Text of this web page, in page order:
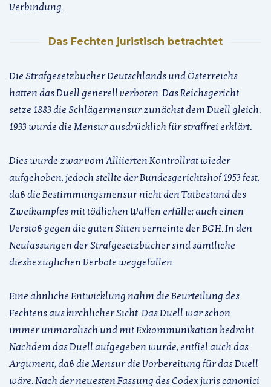
Verbindung.
Das Fechten juristisch betrachtet
Die Strafgesetzbücher Deutschlands und Österreichs
hatten das Duell generell verboten. Das Reichsgericht
setze 1883 die Schlägermensur zunächst dem Duell gleich.
1933 wurde die Mensur ausdrücklich für straffrei erklärt.
Dies wurde zwar vom Alliierten Kontrollrat wieder
aufgehoben, jedoch stellte der Bundesgerichtshof 1953 fest,
daß die Bestimmungsmensur nicht den Tatbestand des
Zweikampfes mit tödlichen Waffen erfülle; auch einen
Verstoß gegen die guten Sitten verneinte der BGH. In den
Neufassungen der Strafgesetzbücher sind sämtliche
diesbezüglichen Verbote weggefallen.
Eine ähnliche Entwicklung nahm die Beurteilung des
Fechtens aus kirchlicher Sicht. Das Duell war schon
immer unmoralisch und mit Exkommunikation bedroht.
Nachdem das Duell aufgegeben wurde, entfiel auch das
Argument, daß die Mensur die Vorbereitung für das Duell
wäre. Nach der neuesten Fassung des Codex juris canonici